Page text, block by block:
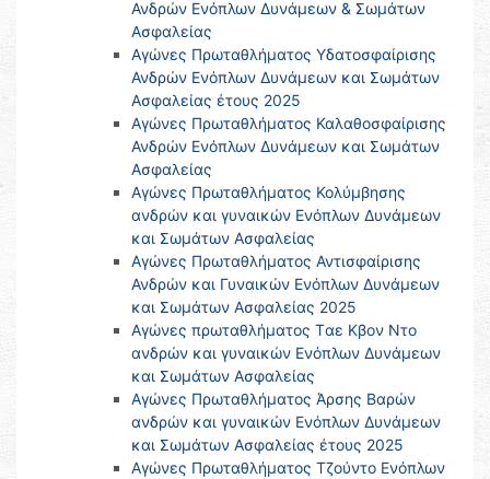
Ανδρών Ενόπλων Δυνάμεων & Σωμάτων
Ασφαλείας
Αγώνες Πρωταθλήματος Υδατοσφαίρισης
Ανδρών Ενόπλων Δυνάμεων και Σωμάτων
Ασφαλείας έτους 2025
Αγώνες Πρωταθλήματος Καλαθοσφαίρισης
Ανδρών Ενόπλων Δυνάμεων και Σωμάτων
Ασφαλείας
Αγώνες Πρωταθλήματος Κολύμβησης
ανδρών και γυναικών Ενόπλων Δυνάμεων
και Σωμάτων Ασφαλείας
Αγώνες Πρωταθλήματος Αντισφαίρισης
Ανδρών και Γυναικών Ενόπλων Δυνάμεων
και Σωμάτων Ασφαλείας 2025
Αγώνες πρωταθλήματος Tαε Κβον Ντο
ανδρών και γυναικών Ενόπλων Δυνάμεων
και Σωμάτων Ασφαλείας
Αγώνες Πρωταθλήματος Άρσης Βαρών
ανδρών και γυναικών Ενόπλων Δυνάμεων
και Σωμάτων Ασφαλείας έτους 2025
Αγώνες Πρωταθλήματος Τζούντο Ενόπλων